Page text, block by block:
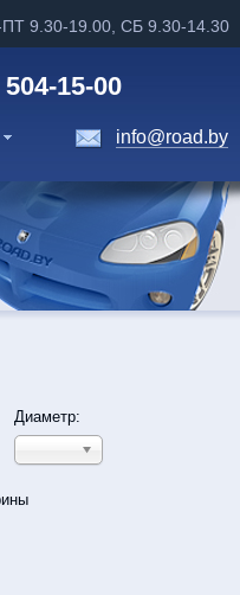
9.30-19.00, СБ 9.30-14.30
504-15-00
info@road.by
Диаметр: